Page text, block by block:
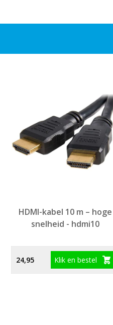
HDMI-kabel 10 m – hoge
snelheid - hdmi10
24,95 Klik en bestel